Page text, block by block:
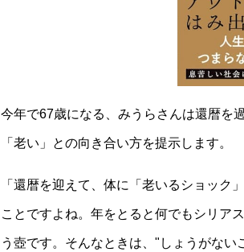
今年で67歳になる、みうらさんは還暦を
「老い」との向き合い方を提示します。
「還暦を迎えて、体に「老いるショック
ことですよね。年をとると何でもシリア
う壺です。そんなときは、"しょうがな